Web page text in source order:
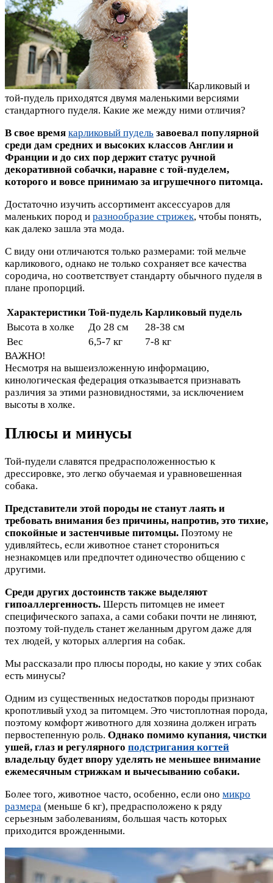
Карликовый и
той-пудель приходятся двумя маленькими версиями
стандартного пуделя. Какие же между ними отличия?
В свое время карликовый пудель завоевал популярной
среди дам средних и высоких классов Англии и
Франции и до сих пор держит статус ручной
декоративной собачки, наравне с той-пуделем,
которого и вовсе принимаю за игрушечного питомца.
Достаточно изучить ассортимент аксессуаров для
маленьких пород и разнообразие стрижек, чтобы понять,
как далеко зашла эта мода.
С виду они отличаются только размерами: той мельче
карликового, однако не только сохраняет все качества
сородича, но соответствует стандарту обычного пуделя в
плане пропорций.
Характеристики Той-пудель Карликовый пудель
Высота в холке
До 28 см
28-38 см
Вес
6,5-7 кг
7-8 кг
ВАЖНО!
Несмотря на вышеизложенную информацию,
кинологическая федерация отказывается признавать
различия за этими разновидностями, за исключением
высоты в холке.
Плюсы и минусы
Той-пудели славятся предрасположенностью к
дрессировке, это легко обучаемая и уравновешенная
собака.
Представители этой породы не станут лаять и
требовать внимания без причины, напротив, это тихие,
спокойные и застенчивые питомцы. Поэтому не
удивляйтесь, если животное станет сторониться
незнакомцев или предпочтет одиночество общению с
другими.
Среди других достоинств также выделяют
гипоаллергенность. Шерсть питомцев не имеет
специфического запаха, а сами собаки почти не линяют,
поэтому той-пудель станет желанным другом даже для
тех людей, у которых аллергия на собак.
Мы рассказали про плюсы породы, но какие у этих собак
есть минусы?
Одним из существенных недостатков породы признают
кропотливый уход за питомцем. Это чистоплотная порода,
поэтому комфорт животного для хозяина должен играть
первостепенную роль. Однако помимо купания, чистки
ушей, глаз и регулярного подстригания когтей
владельцу будет впору уделять не меньшее внимание
ежемесячным стрижкам и вычесыванию собаки.
Более того, животное часто, особенно, если оно микро
размера (меньше 6 кг), предрасположено к ряду
серьезным заболеваниям, большая часть которых
приходится врожденными.